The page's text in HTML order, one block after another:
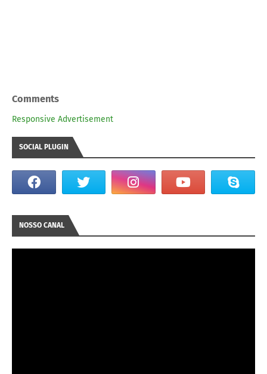
Comments
Responsive Advertisement
SOCIAL PLUGIN
NOSSO CANAL